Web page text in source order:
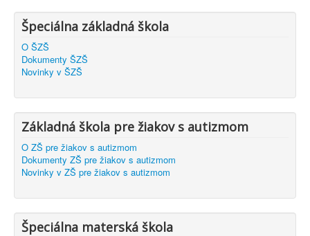
Špeciálna základná škola
O ŠZŠ
Dokumenty ŠZŠ
Novinky v ŠZŠ
Základná škola pre žiakov s autizmom
O ZŠ pre žiakov s autizmom
Dokumenty ZŠ pre žiakov s autizmom
Novinky v ZŠ pre žiakov s autizmom
Špeciálna materská škola